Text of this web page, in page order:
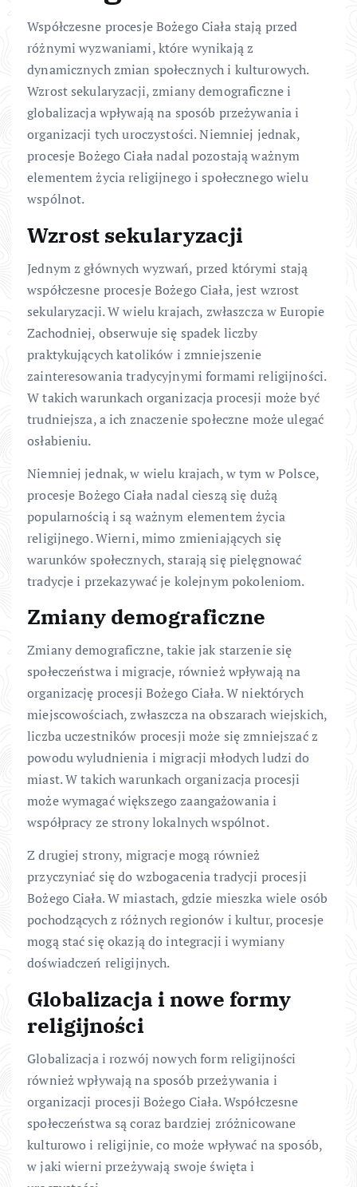
Współczesne procesje Bożego Ciała stają przed
różnymi wyzwaniami, które wynikają z
dynamicznych zmian społecznych i kulturowych.
Wzrost sekularyzacji, zmiany demograficzne i
globalizacja wpływają na sposób przeżywania i
organizacji tych uroczystości. Niemniej jednak,
procesje Bożego Ciała nadal pozostają ważnym
elementem życia religijnego i społecznego wielu
wspólnot.
Wzrost sekularyzacji
Jednym z głównych wyzwań, przed którymi stają
współczesne procesje Bożego Ciała, jest wzrost
sekularyzacji. W wielu krajach, zwłaszcza w Europie
Zachodniej, obserwuje się spadek liczby
praktykujących katolików i zmniejszenie
zainteresowania tradycyjnymi formami religijności.
W takich warunkach organizacja procesji może być
trudniejsza, a ich znaczenie społeczne może ulegać
osłabieniu.
Niemniej jednak, w wielu krajach, w tym w Polsce,
procesje Bożego Ciała nadal cieszą się dużą
popularnością i są ważnym elementem życia
religijnego. Wierni, mimo zmieniających się
warunków społecznych, starają się pielęgnować
tradycje i przekazywać je kolejnym pokoleniom.
Zmiany demograficzne
Zmiany demograficzne, takie jak starzenie się
społeczeństwa i migracje, również wpływają na
organizację procesji Bożego Ciała. W niektórych
miejscowościach, zwłaszcza na obszarach wiejskich,
liczba uczestników procesji może się zmniejszać z
powodu wyludnienia i migracji młodych ludzi do
miast. W takich warunkach organizacja procesji
może wymagać większego zaangażowania i
współpracy ze strony lokalnych wspólnot.
Z drugiej strony, migracje mogą również
przyczyniać się do wzbogacenia tradycji procesji
Bożego Ciała. W miastach, gdzie mieszka wiele osób
pochodzących z różnych regionów i kultur, procesje
mogą stać się okazją do integracji i wymiany
doświadczeń religijnych.
Globalizacja i nowe formy
religijności
Globalizacja i rozwój nowych form religijności
również wpływają na sposób przeżywania i
organizacji procesji Bożego Ciała. Współczesne
społeczeństwa są coraz bardziej zróżnicowane
kulturowo i religijnie, co może wpływać na sposób,
w jaki wierni przeżywają swoje święta i